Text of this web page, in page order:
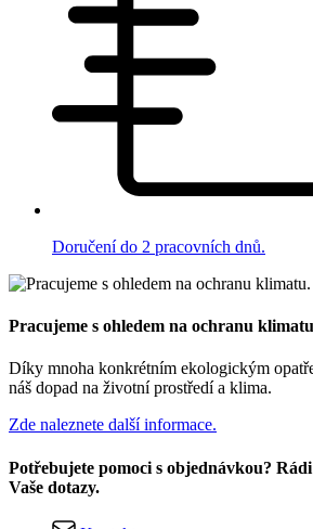
Doručení do 2 pracovních dnů.
Pracujeme s ohledem na ochranu
Díky mnoha konkrétním ekologickým
náš dopad na životní prostředí a klima.
Zde naleznete další informace.
Potřebujete pomoci s objednávkou?
Vaše dotazy.